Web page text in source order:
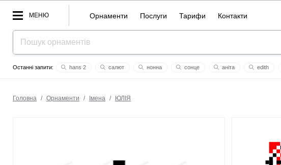
МЕНЮ Орнаменти Послуги Тарифи Контакти
hans 2 салют нонна сонце aнiтa edith
Головна / Орнаменти / Імена / ЮЛІЯ